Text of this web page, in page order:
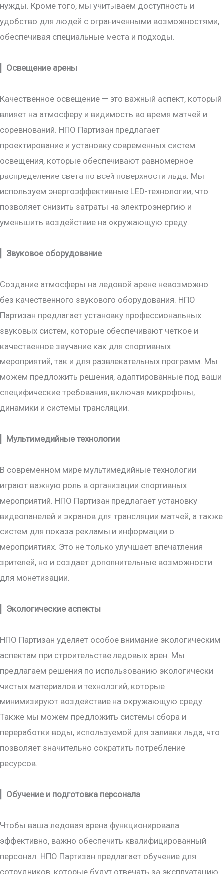
нужды. Кроме того, мы учитываем доступность и
удобство для людей с ограниченными возможностями,
обеспечивая специальные места и подходы.
Освещение арены
Качественное освещение — это важный аспект, который
влияет на атмосферу и видимость во время матчей и
соревнований. НПО Партизан предлагает
проектирование и установку современных систем
освещения, которые обеспечивают равномерное
распределение света по всей поверхности льда. Мы
используем энергоэффективные LED-технологии, что
позволяет снизить затраты на электроэнергию и
уменьшить воздействие на окружающую среду.
Звуковое оборудование
Создание атмосферы на ледовой арене невозможно
без качественного звукового оборудования. НПО
Партизан предлагает установку профессиональных
звуковых систем, которые обеспечивают четкое и
качественное звучание как для спортивных
мероприятий, так и для развлекательных программ. Мы
можем предложить решения, адаптированные под ваши
специфические требования, включая микрофоны,
динамики и системы трансляции.
Мультимедийные технологии
В современном мире мультимедийные технологии
играют важную роль в организации спортивных
мероприятий. НПО Партизан предлагает установку
видеопанелей и экранов для трансляции матчей, а также
систем для показа рекламы и информации о
мероприятиях. Это не только улучшает впечатления
зрителей, но и создает дополнительные возможности
для монетизации.
Экологические аспекты
НПО Партизан уделяет особое внимание экологическим
аспектам при строительстве ледовых арен. Мы
предлагаем решения по использованию экологически
чистых материалов и технологий, которые
минимизируют воздействие на окружающую среду.
Также мы можем предложить системы сбора и
переработки воды, используемой для заливки льда, что
позволяет значительно сократить потребление
ресурсов.
Обучение и подготовка персонала
Чтобы ваша ледовая арена функционировала
эффективно, важно обеспечить квалифицированный
персонал. НПО Партизан предлагает обучение для
сотрудников, которые будут отвечать за эксплуатацию